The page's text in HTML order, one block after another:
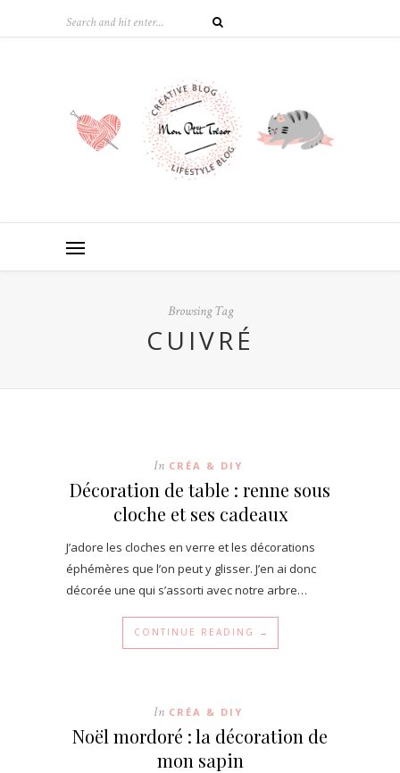
Browsing Tag
CUIVRÉ
In CRÉA & DIY
Décoration de table : renne sous
cloche et ses cadeaux
J’adore les cloches en verre et les décorations
éphémères que l’on peut y glisser. J’en ai donc
décorée une qui s’assorti avec notre arbre…
CONTINUE READING →
In CRÉA & DIY
Noël mordoré : la décoration de
mon sapin